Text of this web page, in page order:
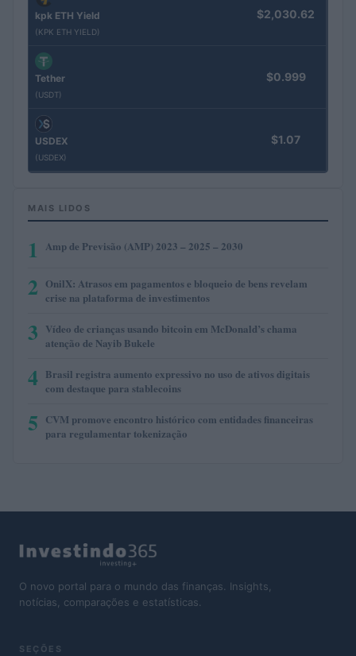
kpk ETH Yield
(KPK ETH YIELD)
$2,030.62
Tether
(USDT)
$0.999
USDEX
(USDEX)
$1.07
MAIS LIDOS
1 Amp de Previsão (AMP) 2023 – 2025 – 2030
2 OnilX: Atrasos em pagamentos e bloqueio de bens revelam
crise na plataforma de investimentos
3 Vídeo de crianças usando bitcoin em McDonald’s chama
atenção de Nayib Bukele
4 Brasil registra aumento expressivo no uso de ativos digitais
com destaque para stablecoins
5 CVM promove encontro histórico com entidades financeiras
para regulamentar tokenização
O novo portal para o mundo das finanças. Insights,
notícias, comparações e estatísticas.
SEÇÕES